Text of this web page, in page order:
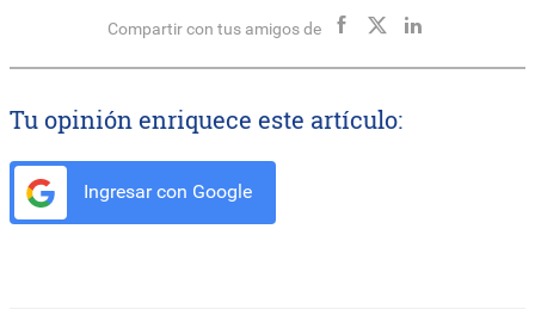
Compartir con tus amigos de
Tu opinión enriquece este artículo:
Ingresar con Google